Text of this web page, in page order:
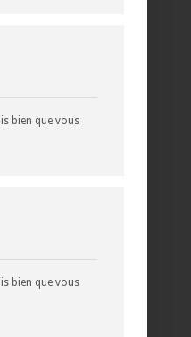
bien que vous
bien que vous